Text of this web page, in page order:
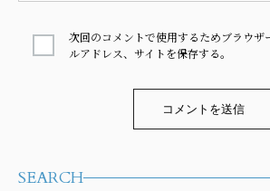
次回のコメントで使用するためブラウザ
ルアドレス、サイトを保存する。
SEARCH